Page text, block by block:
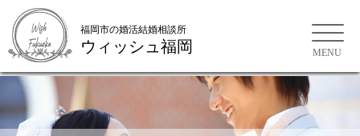
福岡市の婚活結婚相談所
福岡市の婚活結婚相談所
ウィッシュ福岡